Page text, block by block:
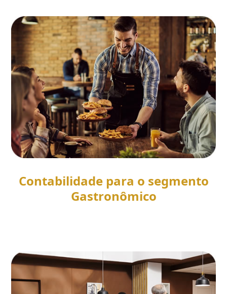
Contabilidade para o segmento
Gastronômico